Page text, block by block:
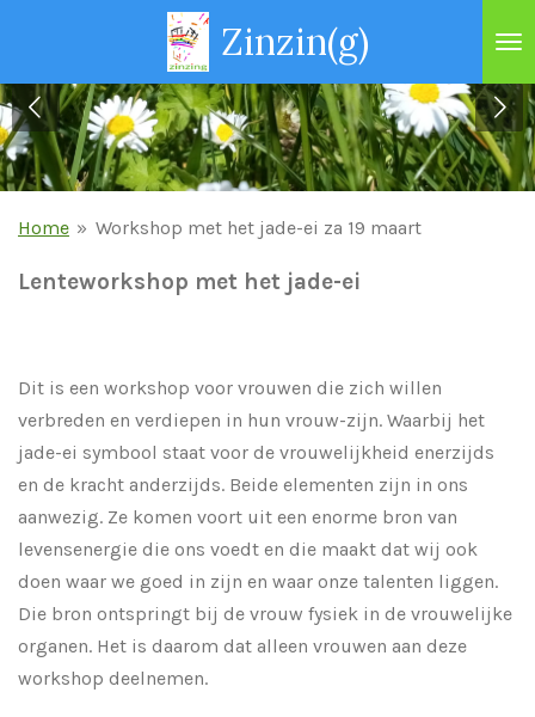
naar
de
hoofdinhoud
Zinzin(g)
Home » Workshop met het jade-ei za 19 maart
Lenteworkshop met het jade-ei
Dit is een workshop voor vrouwen die zich willen
verbreden en verdiepen in hun vrouw-zijn. Waarbij het
jade-ei symbool staat voor de vrouwelijkheid enerzijds
en de kracht anderzijds. Beide elementen zijn in ons
aanwezig. Ze komen voort uit een enorme bron van
levensenergie die ons voedt en die maakt dat wij ook
doen waar we goed in zijn en waar onze talenten liggen.
Die bron ontspringt bij de vrouw fysiek in de vrouwelijke
organen. Het is daarom dat alleen vrouwen aan deze
workshop deelnemen.